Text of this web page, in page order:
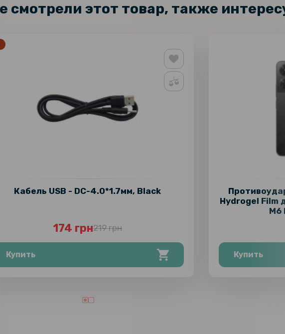
смотрели этот товар, также
Кабель USB - DC-4.0*1.7мм, Black
174 грн219 грн
Купить
Hydrogel Film
M6
Купить